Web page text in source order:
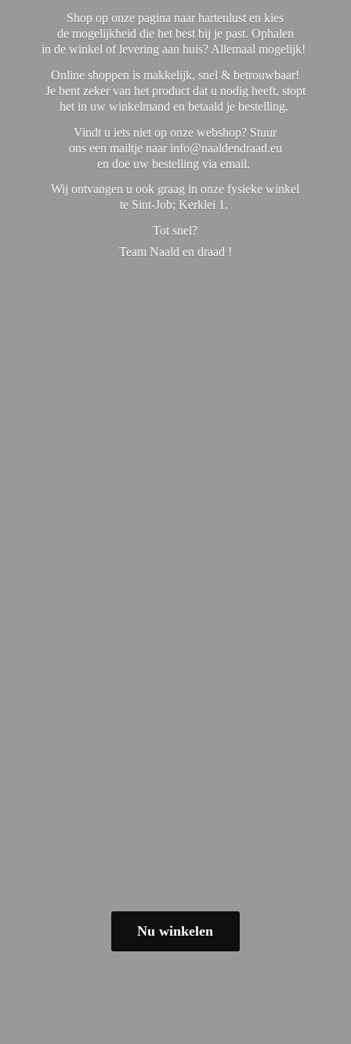
Shop op onze pagina naar hartenlust en kies
de mogelijkheid die het best bij je past. Ophalen
in de winkel of levering aan huis? Allemaal mogelijk!
Online shoppen is makkelijk, snel & betrouwbaar!
Je bent zeker van het product dat u nodig heeft, stopt
het in uw winkelmand en betaald je bestelling.
Vindt u iets niet op onze webshop? Stuur
ons een mailtje naar info@naaldendraad.eu
en doe uw bestelling via email.
Wij ontvangen u ook graag in onze fysieke winkel
te Sint-Job; Kerklei 1.
Tot snel?
Team Naald en draad !
Nu winkelen